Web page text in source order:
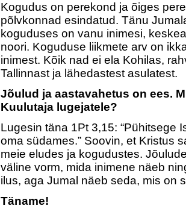
Kogudus on perekond ja õiges
põlvkonnad esindatud. Tänu
koguduses on vanu inimesi,
noori. Koguduse liikmete arv on
inimest. Kõik nad ei ela Kohilas,
Tallinnast ja lähedastest asulatest.
Jõulud ja aastavahetus on ees.
Kuulutaja lugejatele?
Lugesin täna 1Pt 3,15: “Pühitsege
oma südames.” Soovin, et Kristus
meie eludes ja kogudustes.
väline vorm, mida inimene näeb
ilus, aga Jumal näeb seda, mis on
Täname!